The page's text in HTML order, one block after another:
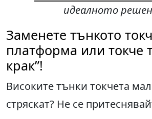
идеалното
Заменете тънкото
платформа или токче
крак”!
Високите тънки токчета
стряскат? Не се